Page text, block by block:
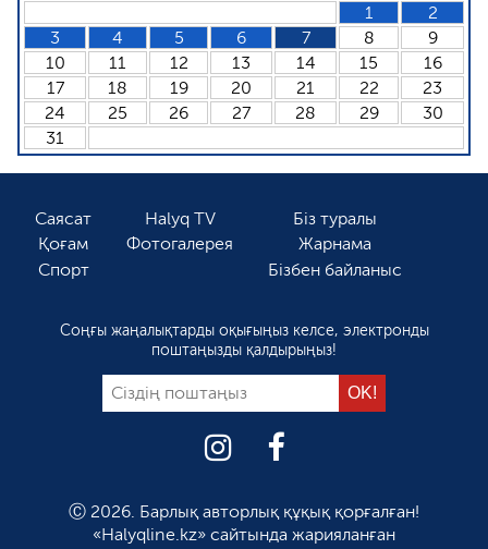
1
2
3
4 5 6 7 8
9
10
11 12 13 14 15
16
17
18 19 20 21 22
23
24
25 26 27 28 29
30
31
Саясат
Қоғам
Спорт
Halyq TV
Фотогалерея
Біз туралы
Жарнама
Бізбен байланыс
Соңғы жаңалықтарды оқығыңыз келсе, электронды
поштаңызды қалдырыңыз!
Ⓒ 2026. Барлық авторлық құқық қорғалған!
«Halyqline.kz» сайтында жарияланған